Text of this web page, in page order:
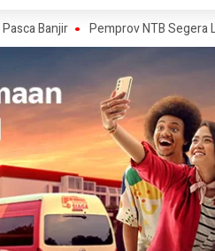
Pemprov NTB Segera Luncurkan